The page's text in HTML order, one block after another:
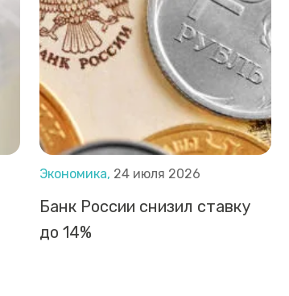
Экономика, 24 июля 2026
Банк России снизил ставку
до 14%